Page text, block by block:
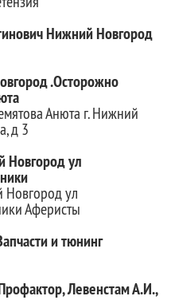
Нижний Новгород
.Осторожно
Анюта г. Нижний
д 3
Новгород ул
ул
Аферисты
и тюнинг
Левенстам А.И.,